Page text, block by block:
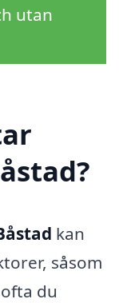
utan
kan
såsom
du